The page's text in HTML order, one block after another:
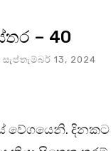
– 40
සැප්තැම්බර් 13, 2024
වේගයෙනි.